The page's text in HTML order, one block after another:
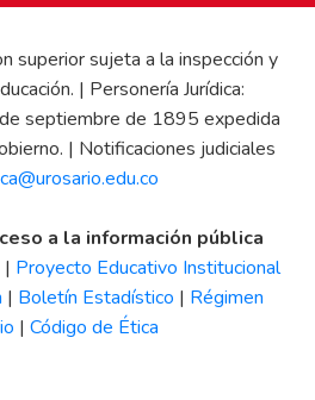
superior sujeta a la inspección y
| Personería Jurídica:
septiembre de 1895 expedida
| Notificaciones judiciales
a la información pública
| Proyecto Educativo Institucional
| Boletín Estadístico | Régimen
| Código de Ética